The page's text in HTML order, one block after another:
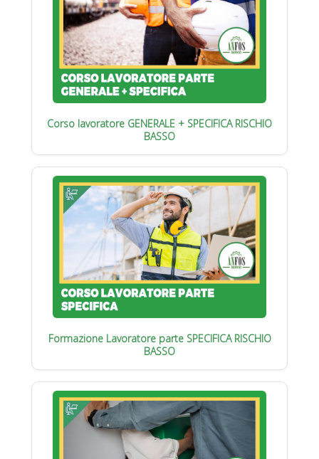
Corso lavoratore GENERALE + SPECIFICA RISCHIO
BASSO
Formazione Lavoratore parte SPECIFICA RISCHIO
BASSO